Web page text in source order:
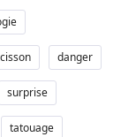
danger
surprise
tatouage